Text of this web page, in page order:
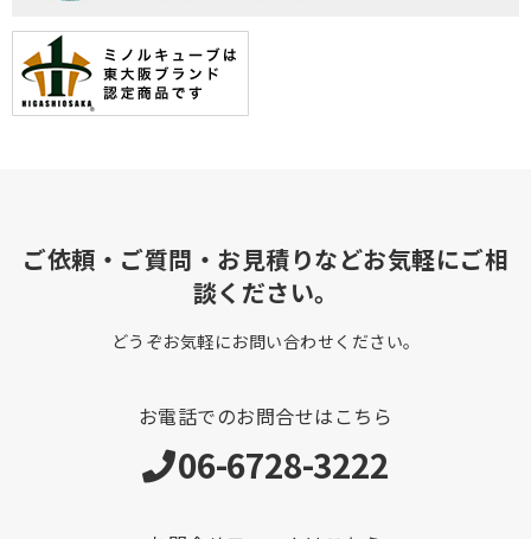
ご依頼・ご質問・お見積りなどお気軽にご相
談ください。
どうぞお気軽にお問い合わせください。
お電話でのお問合せはこちら
06-6728-3222